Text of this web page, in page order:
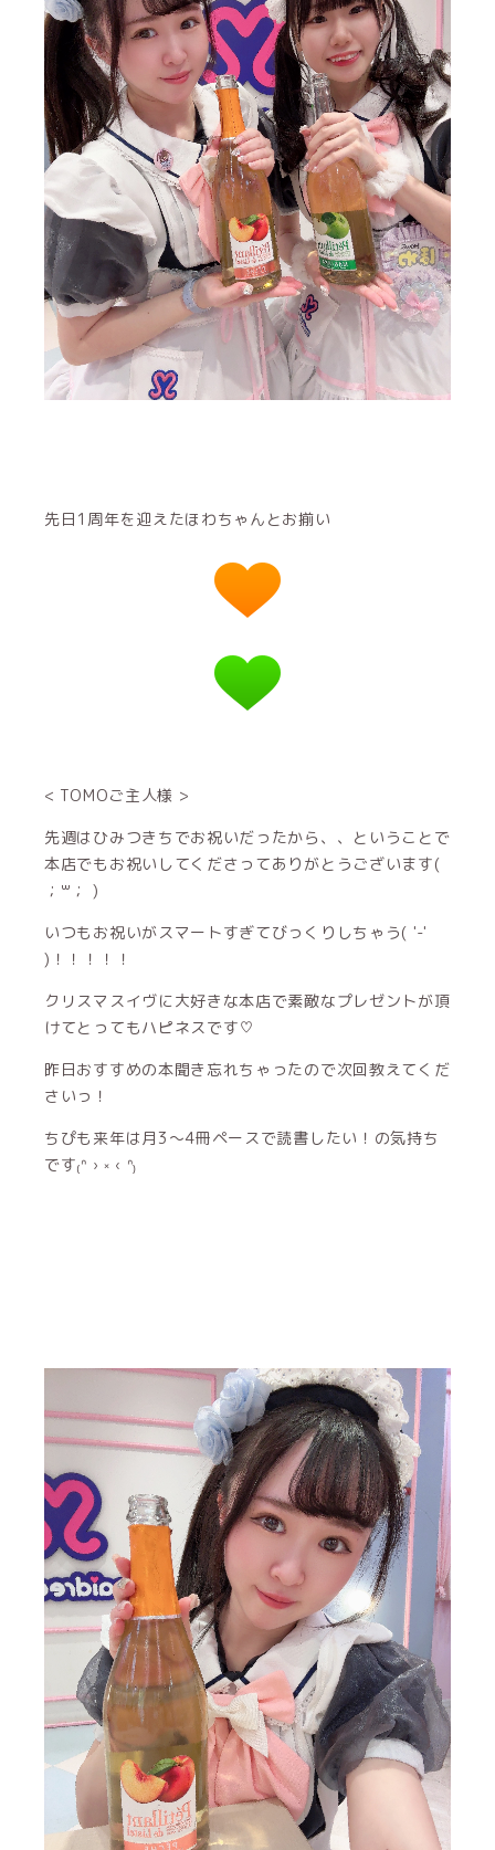
先日1周年を迎えたほわちゃんとお揃い
< TOMOご主人様 >
先週はひみつきちでお祝いだったから、、ということで
本店でもお祝いしてくださってありがとうございます(
；꒳； )
いつもお祝いがスマートすぎてびっくりしちゃう( '-'
)！！！！！
クリスマスイヴに大好きな本店で素敵なプレゼントが頂
けてとってもハピネスです♡
昨日おすすめの本聞き忘れちゃったので次回教えてくだ
さいっ！
ちぴも来年は月3〜4冊ペースで読書したい！の気持ち
です₍ᐢ › ༝ ‹ ᐢ₎‪